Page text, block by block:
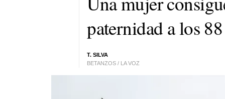
paternidad a los
T. SILVA
BETANZOS / LA VOZ